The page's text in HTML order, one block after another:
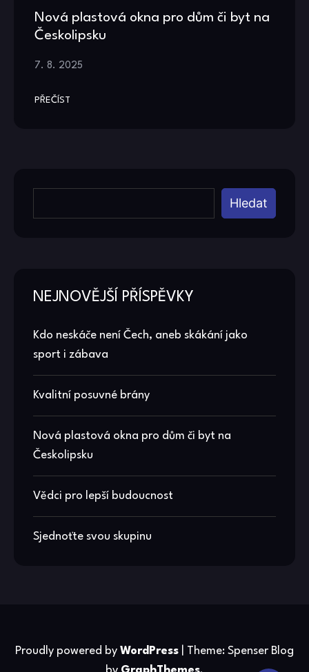
Nová plastová okna pro dům či byt na
Českolipsku
7. 8. 2025
PŘEČÍST
Hledat
NEJNOVĚJŠÍ PŘÍSPĚVKY
Kdo neskáče není Čech, aneb skákání jako
sport i zábava
Kvalitní posuvné brány
Nová plastová okna pro dům či byt na
Českolipsku
Vědci pro lepší budoucnost
Sjednoťte svou skupinu
Proudly powered by WordPress
Theme: Spenser Blog